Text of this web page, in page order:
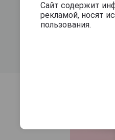
Сайт содержит
рекламой, носят
пользования.